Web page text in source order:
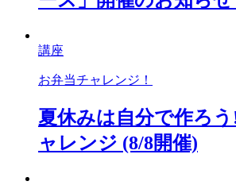
講座
お弁当チャレンジ！
夏休みは自分で作ろ
ャレンジ (8/8開催)